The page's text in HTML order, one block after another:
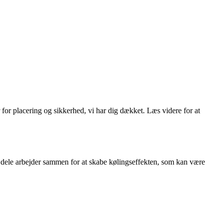
placering og sikkerhed, vi har dig dækket. Læs videre for at
arbejder sammen for at skabe kølingseffekten, som kan være